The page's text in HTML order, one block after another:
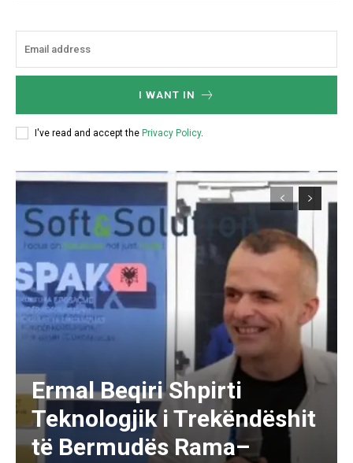
I WANT IN
I've read and accept the Privacy Policy.
Ermal Beqiri Shpirti
Teknologjik i Trekëndëshit
të Bermudës Rama–